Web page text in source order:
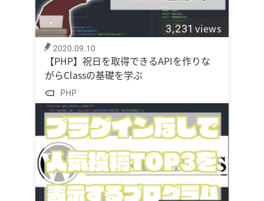
3,231 views
2020.09.10
【PHP】祝日を取得できるAPIを作りな
がらClassの基礎を学ぶ
PHP